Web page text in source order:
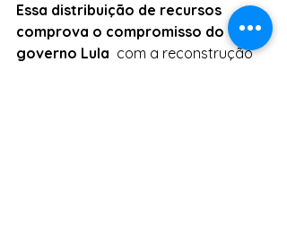
Essa distribuição de recursos
comprova o compromisso do
governo Lula
  com a reconstrução